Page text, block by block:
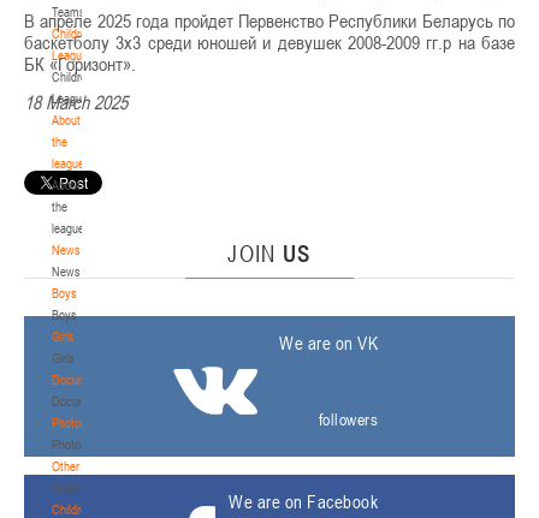
Teams
Children's
League
Children's
League
About
the
league
About
the
league
News
News
Boys
Boys
Girls
Girls
Documentation
Documentation
Photos
Photos
Other
Other
Children's
В апреле 2025 года пройдет Первенство Республики Беларусь по
баскетболу 3х3 среди юношей и девушек 2008-2009 гг.р на базе
БК «Горизонт».
18 March 2025
JOIN US
We are on VK
followers
We are on Facebook